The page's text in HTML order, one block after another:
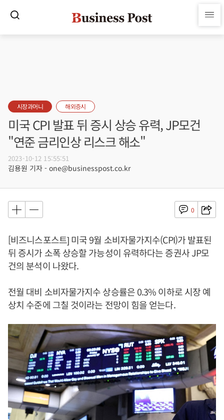
시장과머니 해외증시
미국 CPI 발표 뒤 증시 상승 유력, JP모건
"연준 금리인상 리스크 해소"
2023-10-12 15:55:51
김용원 기자 - one@businesspost.co.kr
0
[비즈니스포스트] 미국 9월 소비자물가지수(CPI)가 발표된
뒤 증시가 소폭 상승할 가능성이 유력하다는 증권사 JP모
건의 분석이 나왔다.
전월 대비 소비자물가지수 상승률은 0.3% 이하로 시장 예
상치 수준에 그칠 것이라는 전망이 힘을 얻는다.